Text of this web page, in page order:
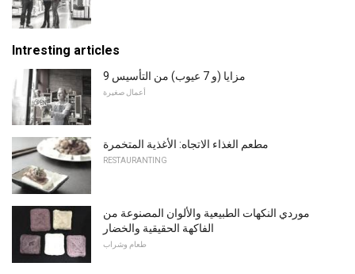
Intresting articles
9 مزايا (و 7 عيوب) من التأسيس
أعمال صغيرة
مطعم الغذاء الاتجاه: الأغذية المتخمرة
RESTAURANTING
موردي النكهات الطبيعية والألوان المصنوعة من
الفاكهة الحقيقية والخضار
طعام وشراب